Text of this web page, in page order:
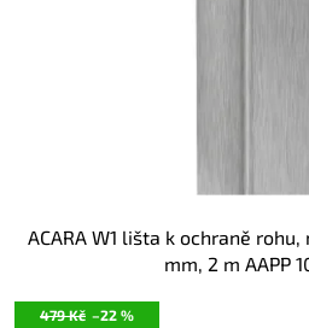
479 Kč –22 %
ACARA W1 lišta k ochraně
mm, 2 m AAPP